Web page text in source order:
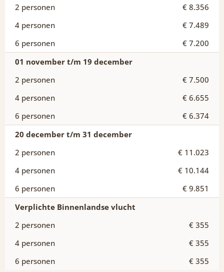
€ 8.356
€ 7.489
€ 7.200
01 november t/m 19 december
€ 7.500
€ 6.655
€ 6.374
20 december t/m 31 december
€ 11.023
€ 10.144
€ 9.851
Verplichte Binnenlandse vlucht
€ 355
€ 355
€ 355